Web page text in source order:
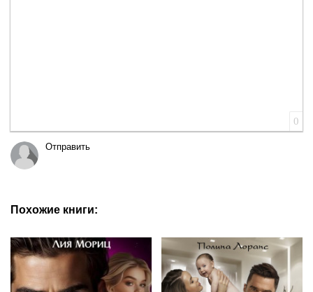
0
Отправить
Похожие книги: